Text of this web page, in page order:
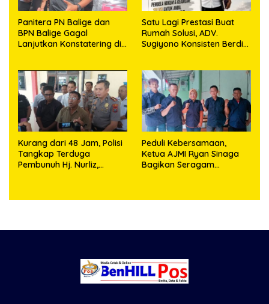
Panitera PN Balige dan
BPN Balige Gagal
Lanjutkan Konstatering di
Satu Lagi Prestasi Buat
Rumah Solusi, ADV.
Sugiyono Konsisten Berdiri
Kurang dari 48 Jam, Polisi
Tangkap Terduga
Pembunuh Hj. Nurliz,
Peduli Kebersamaan,
Ketua AJMI Ryan Sinaga
Bagikan Seragam